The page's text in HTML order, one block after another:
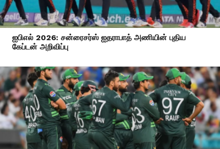
ஐபிஎல் 2026: சன்ரைசர்ஸ் ஐதராபாத் அணியின் புதிய
கேப்டன் அறிவிப்பு